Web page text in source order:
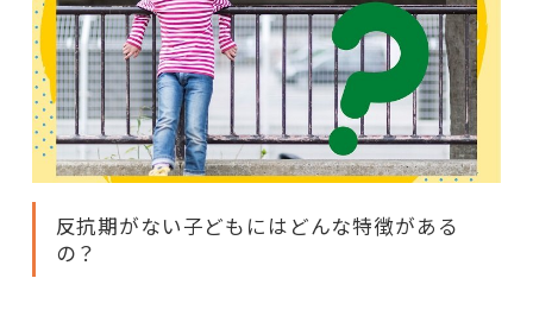
反抗期がない子どもにはどんな特徴がある
の？